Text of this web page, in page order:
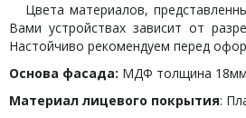
Цвета материалов,
Вами устройствах зависит от
Настойчиво рекомендуем перед
Основа фасада: МДФ толщина
Материал лицевого покрытия: